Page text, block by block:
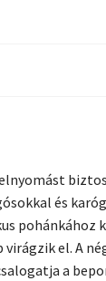
és
pohánkához
el. A
a